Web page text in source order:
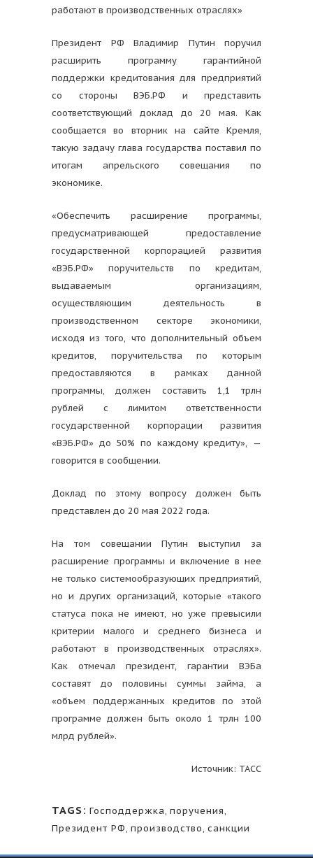
работают в производственных отраслях»
Президент РФ Владимир Путин поручил
расширить программу гарантийной
поддержки кредитования для предприятий
со стороны ВЭБ.РФ и представить
соответствующий доклад до 20 мая. Как
сообщается во вторник на сайте Кремля,
такую задачу глава государства поставил по
итогам апрельского совещания по
экономике.
«Обеспечить расширение программы,
предусматривающей предоставление
государственной корпорацией развития
«ВЭБ.РФ» поручительств по кредитам,
выдаваемым организациям,
осуществляющим деятельность в
производственном секторе экономики,
исходя из того, что дополнительный объем
кредитов, поручительства по которым
предоставляются в рамках данной
программы, должен составить 1,1 трлн
рублей с лимитом ответственности
государственной корпорации развития
«ВЭБ.РФ» до 50% по каждому кредиту», —
говорится в сообщении.
Доклад по этому вопросу должен быть
представлен до 20 мая 2022 года.
На том совещании Путин выступил за
расширение программы и включение в нее
не только системообразующих предприятий,
но и других организаций, которые «такого
статуса пока не имеют, но уже превысили
критерии малого и среднего бизнеса и
работают в производственных отраслях».
Как отмечал президент, гарантии ВЭБа
составят до половины суммы займа, а
«объем поддержанных кредитов по этой
программе должен быть около 1 трлн 100
млрд рублей».
Источник: ТАСС
TAGS: Господдержка, поручения,
Президент РФ, производство, санкции